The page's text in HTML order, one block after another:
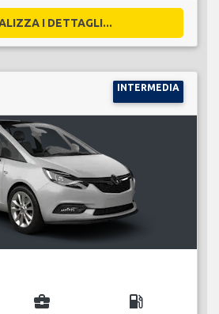
I DETTAGLI...
INTERMEDIA
business_center local_gas_station